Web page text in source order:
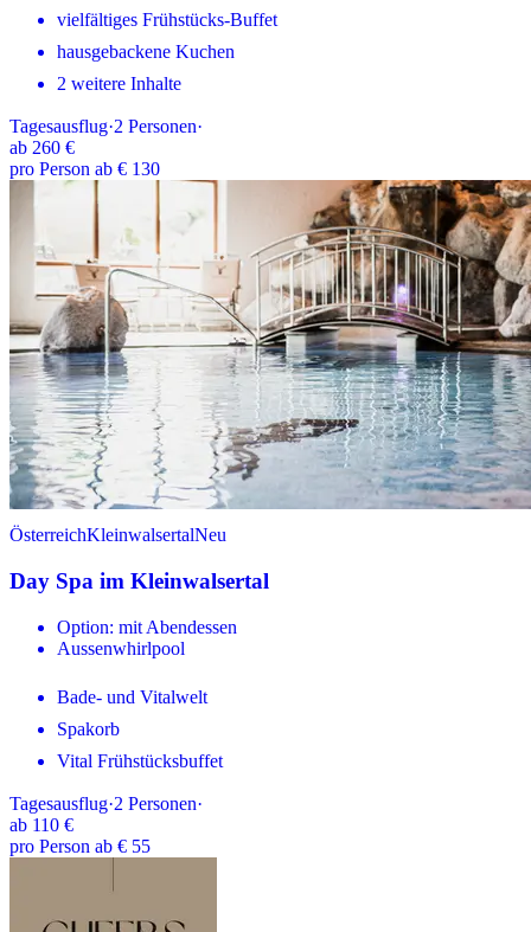
vielfältiges Frühstücks-Buffet
hausgebackene Kuchen
2 weitere Inhalte
Tagesausflug·2 Personen·
ab 260 €
pro Person ab € 130
ÖsterreichKleinwalsertalNeu
Day Spa im Kleinwalsertal
Option: mit Abendessen
Aussenwhirlpool
Bade- und Vitalwelt
Spakorb
Vital Frühstücksbuffet
Tagesausflug·2 Personen·
ab 110 €
pro Person ab € 55